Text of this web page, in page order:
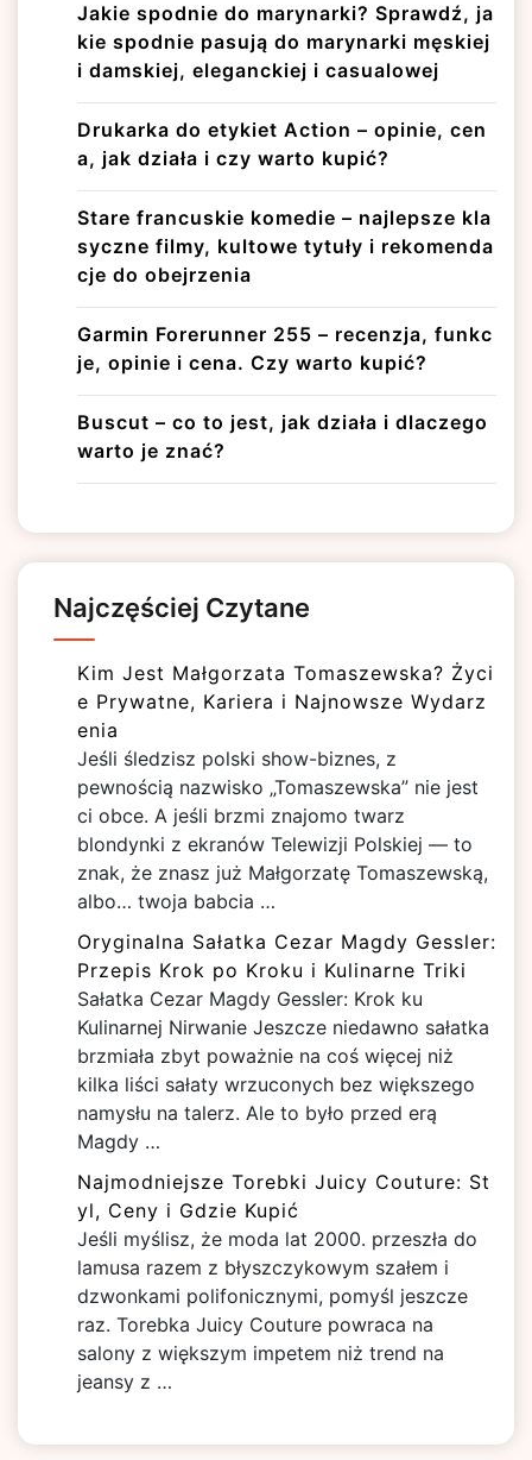
Jakie spodnie do marynarki? Sprawdź, ja
kie spodnie pasują do marynarki męskiej
i damskiej, eleganckiej i casualowej
Drukarka do etykiet Action – opinie, cen
a, jak działa i czy warto kupić?
Stare francuskie komedie – najlepsze kla
syczne filmy, kultowe tytuły i rekomenda
cje do obejrzenia
Garmin Forerunner 255 – recenzja, funkc
je, opinie i cena. Czy warto kupić?
Buscut – co to jest, jak działa i dlaczego
warto je znać?
Najczęściej Czytane
Kim Jest Małgorzata Tomaszewska? Życi
e Prywatne, Kariera i Najnowsze Wydarz
enia
Jeśli śledzisz polski show-biznes, z
pewnością nazwisko „Tomaszewska” nie jest
ci obce. A jeśli brzmi znajomo twarz
blondynki z ekranów Telewizji Polskiej — to
znak, że znasz już Małgorzatę Tomaszewską,
albo… twoja babcia …
Oryginalna Sałatka Cezar Magdy Gessler:
Przepis Krok po Kroku i Kulinarne Triki
Sałatka Cezar Magdy Gessler: Krok ku
Kulinarnej Nirwanie Jeszcze niedawno sałatka
brzmiała zbyt poważnie na coś więcej niż
kilka liści sałaty wrzuconych bez większego
namysłu na talerz. Ale to było przed erą
Magdy …
Najmodniejsze Torebki Juicy Couture: St
yl, Ceny i Gdzie Kupić
Jeśli myślisz, że moda lat 2000. przeszła do
lamusa razem z błyszczykowym szałem i
dzwonkami polifonicznymi, pomyśl jeszcze
raz. Torebka Juicy Couture powraca na
salony z większym impetem niż trend na
jeansy z …